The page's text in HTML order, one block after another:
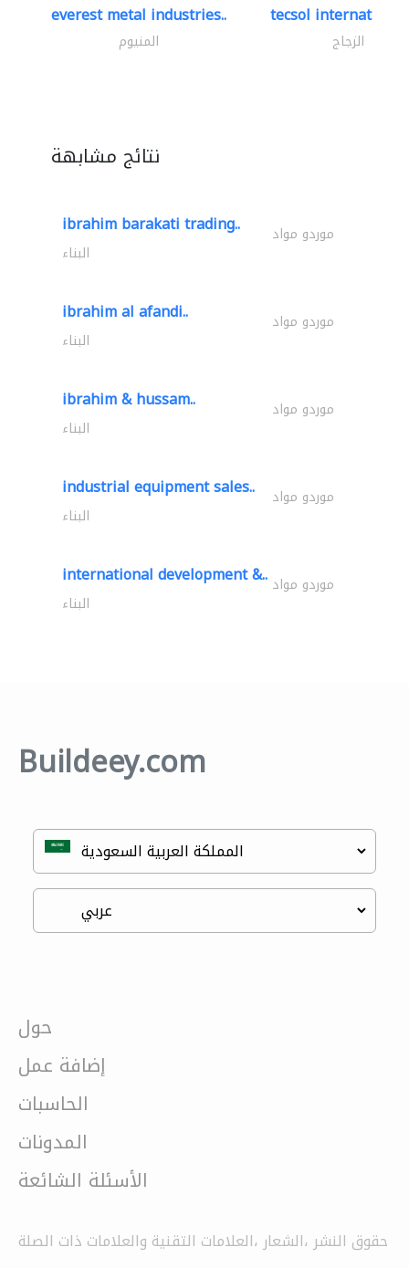
everest metal industries..
المنيوم
tecsol
الزجاج
نتائج مشابهة
ibrahim barakati trading.. موردو مواد
البناء
ibrahim al afandi.. موردو مواد
البناء
ibrahim & hussam.. موردو مواد
البناء
industrial equipment sales.. موردو مواد
البناء
international development &.. موردو مواد
البناء
Buildeey.com
حول
إضافة عمل
الحاسبات
المدونات
الأسئلة الشائعة
حقوق النشر ،الشعار ،العلامات التقنية والعلامات ذات الصلة